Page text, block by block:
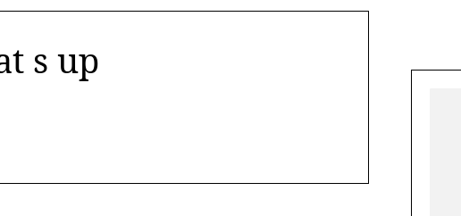
s up